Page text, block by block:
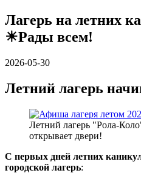
Лагерь на летних
☀Рады всем!
2026-05-30
Летний лагерь
Летний лагерь "Рола-
открывает двери!
С первых дней летних
городской лагерь: